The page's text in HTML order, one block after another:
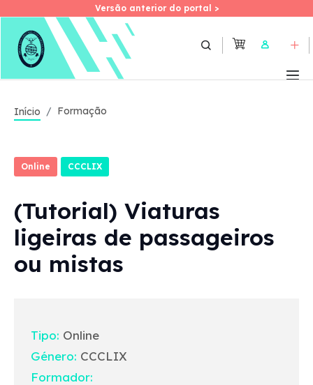
Skip
Versão anterior do portal >
Versão anterior do portal >
User
Início Formação
Online CCCLIX
(Tutorial) Viaturas
ligeiras de passageiros
ou mistas
Tipo: Online
Género: CCCLIX
Formador: